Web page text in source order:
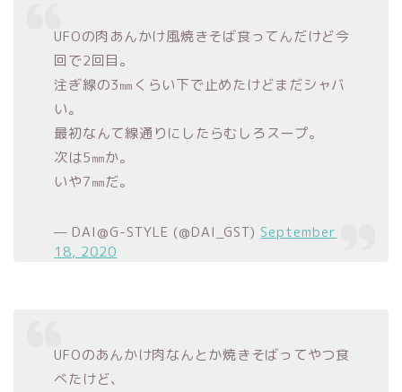
UFOの肉あんかけ風焼きそば食ってんだけど今
回で2回目。
注ぎ線の3㎜くらい下で止めたけどまだシャバ
い。
最初なんて線通りにしたらむしろスープ。
次は5㎜か。
いや7㎜だ。
— DAI@G-STYLE (@DAI_GST) September
18, 2020
UFOのあんかけ肉なんとか焼きそばってやつ食
べたけど、